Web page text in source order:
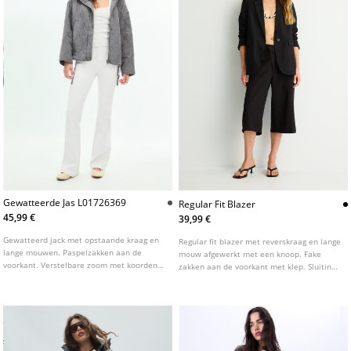
Gewatteerde Jas L01726369
45,99 €
Gewatteerd jack met opstaande kraag en
lange mouwen. Paspelzakken aan de
voorkant. Verstelbare zoom met koorden.
Regular Fit Blazer
39,99 €
Regular fit blazer met reverskraag en lange
mouw afgewerkt met een knoop. Fake
zakken aan de voorkant met klep. Sluiting